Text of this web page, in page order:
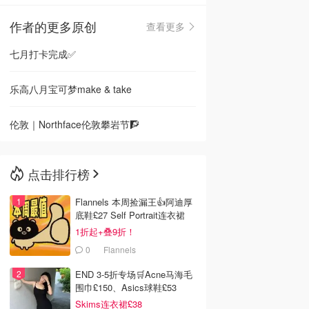
🇳🇿新西兰
作者的更多原创
查看更多
七月打卡完成✅
乐高八月宝可梦make & take
伦敦｜Northface伦敦攀岩节🧗
点击排行榜
Flannels 本周捡漏王👍阿迪厚
底鞋£27 Self Portrait连衣裙
£63
1折起+叠9折！
0 Flannels
END 3-5折专场🛒Acne马海毛
围巾£150、Asics球鞋£53
Skims连衣裙£38